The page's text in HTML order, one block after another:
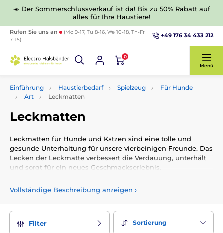
☀️ Der Sommerschlussverkauf ist da! Bis zu 50% Rabatt auf
alles für Ihre Haustiere!
Rufen Sie uns an
(Mo 9-17, Tu 8-16, We 10-18, Th-Fr
7-15)
+49 176 34 433 212
0
Menü
Einführung Haustierbedarf Spielzeug
Für Hunde
Art
Leckmatten
Leckmatten
Leckmatten für Hunde und Katzen sind eine tolle und
gesunde Unterhaltung für unsere vierbeinigen Freunde. Das
Lecken der Leckmatte verbessert die Verdauung, unterhält
und sorgt für ein neues Geschmackserlebnis.
Vollständige Beschreibung anzeigen ›
Filter Sortierung